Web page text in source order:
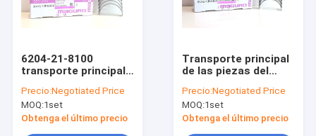
6204-21-8100
transporte principal
KOMATSU 6D95
Precio:Negotiated Price
MOQ:1set
Obtenga el último precio
Transporte principal
de las piezas del
KOMATSU 6D102
6D107 4893693
Precio:Negotiated Price
MOQ:1set
Obtenga el último precio